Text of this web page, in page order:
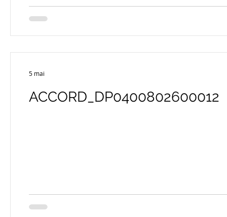
ACCORD_DP0400802600012
5 mai